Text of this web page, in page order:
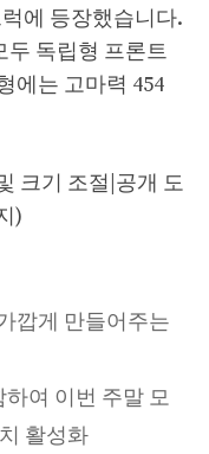
에 등장했습니다.
두 독립형 프론트
에는 고마력 454
크기 조절|공개 도
)
깝게 만들어주는
여 이번 주말 모
활성화